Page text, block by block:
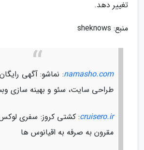
تغییر دهد.
منبع: sheknows
namasho.com: نماشو: آگهی
طراحی سایت، سئو و بهینه سازی
cruisero.ir: کشتی کروز: سفری
مقرون به صرفه به اقیانوس ها